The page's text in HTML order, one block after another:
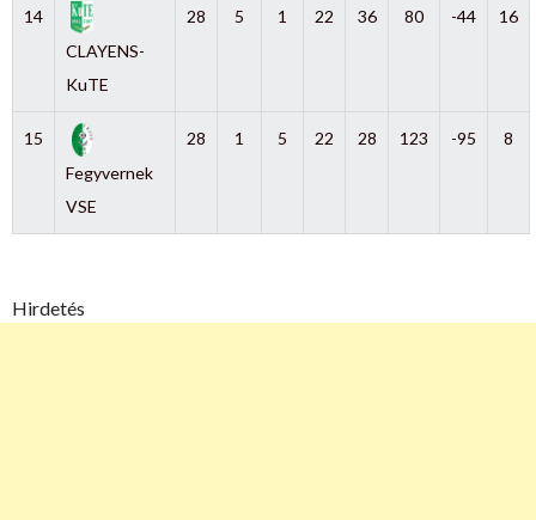
14
CLAYENS-
KuTE
28 5 1 22 36 80 -44 16
15
Fegyvernek
VSE
28 1 5 22 28 123 -95 8
Hirdetés